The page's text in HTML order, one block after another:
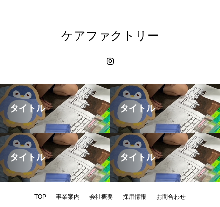
ケアファクトリー
タイトル タイトル
タイトル タイトル
TOP 事業案内 会社概要 採用情報 お問合わせ